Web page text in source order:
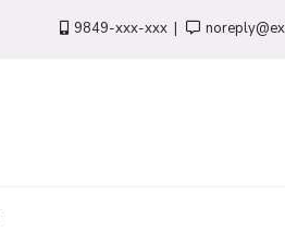
9849-xxx-xxx